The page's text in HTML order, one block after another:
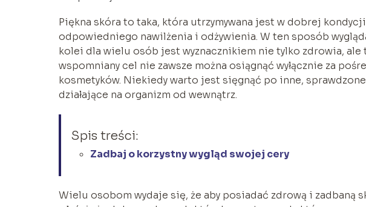
Piękna skóra to taka, która utrzymywana jest w dobrej
odpowiedniego nawilżenia i odżywienia. W ten sposób
kolei dla wielu osób jest wyznacznikiem nie tylko zdrowia, ale
wspomniany cel nie zawsze można osiągnąć wyłącznie za
kosmetyków. Niekiedy warto jest sięgnąć po inne,
działające na organizm od wewnątrz.
Spis treści:
Zadbaj o korzystny wygląd swojej cery
Wielu osobom wydaje się, że aby posiadać zdrową i zadbaną